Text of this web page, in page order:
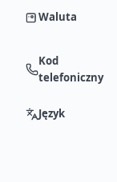
Waluta
Kod
telefoniczny
Język